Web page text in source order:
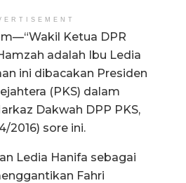
Ketua DPR
adalah Ibu Ledia
ini dibacakan Presiden
(PKS) dalam
Dakwah DPP PKS,
2016) sore ini.
Ledia Hanifa sebagai
Fahri